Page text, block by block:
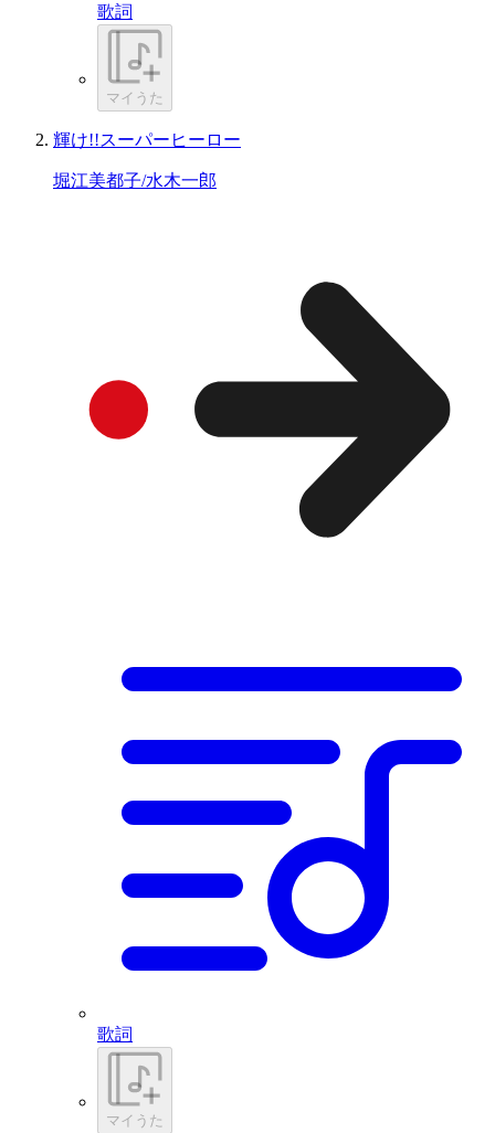
歌詞
マイうた
輝け!!スーパーヒーロー
堀江美都子/水木一郎
歌詞
マイうた